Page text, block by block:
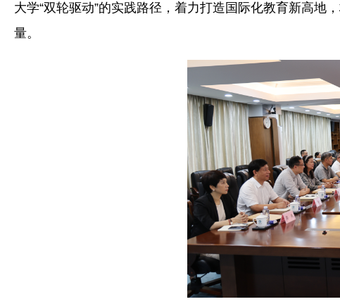
大学“双轮驱动”的实践路径，着力打造国际化教育新高地
量。